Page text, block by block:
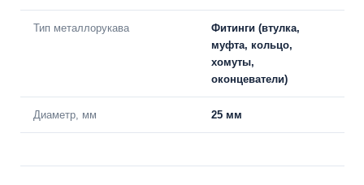
Тип металлорукава
Фитинги (втулка,
муфта, кольцо,
хомуты,
оконцеватели)
Диаметр, мм 25 мм